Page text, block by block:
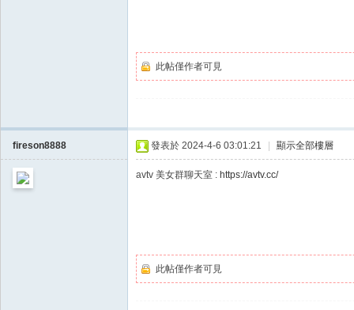
此帖僅作者可見
fireson8888 發表於 2024-4-6 03:01:21 顯示全部樓層
此帖僅作者可見